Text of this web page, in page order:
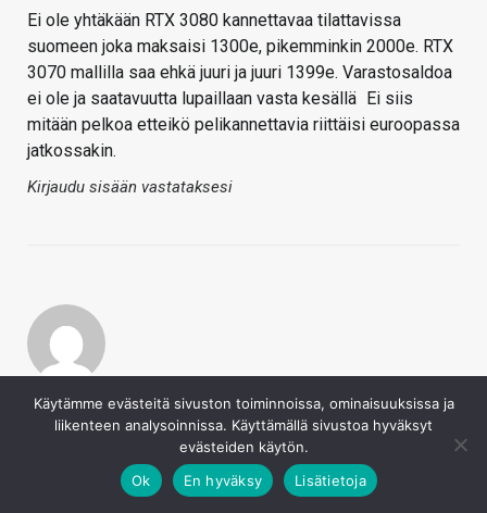
Ei ole yhtäkään RTX 3080 kannettavaa tilattavissa
suomeen joka maksaisi 1300e, pikemminkin 2000e. RTX
3070 mallilla saa ehkä juuri ja juuri 1399e. Varastosaldoa
ei ole ja saatavuutta lupaillaan vasta kesällä Ei siis
mitään pelkoa etteikö pelikannettavia riittäisi euroopassa
jatkossakin.
Kirjaudu sisään vastataksesi
Leffo
9.2.2021
pelitys sanoi
Ei ole yhtäkään RTX 3080 kannettavaa tilattavissa
Käytämme evästeitä sivuston toiminnoissa, ominaisuuksissa ja
liikenteen analysoinnissa. Käyttämällä sivustoa hyväksyt
evästeiden käytön.
Ok
En hyväksy Lisätietoja